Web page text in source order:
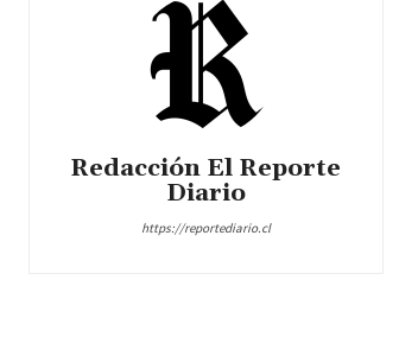
Redacción El Reporte
Diario
https://reportediario.cl